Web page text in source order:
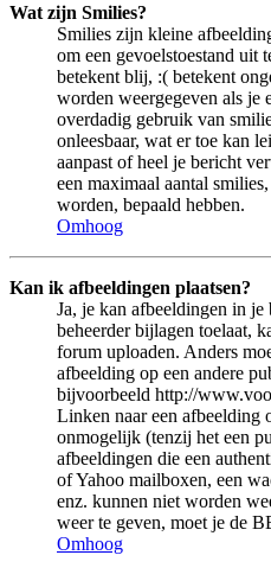
Wat zijn Smilies?
Smilies zijn kleine
om een gevoelstoestand uit
betekent blij, :( betekent
worden weergegeven als je
overdadig gebruik van
onleesbaar, wat er toe kan
aanpast of heel je bericht
een maximaal aantal
worden, bepaald hebben.
Omhoog
Kan ik afbeeldingen plaatsen?
Ja, je kan afbeeldingen in
beheerder bijlagen toelaat,
forum uploaden. Anders
afbeelding op een andere
bijvoorbeeld http://
Linken naar een afbeelding
onmogelijk (tenzij het een
afbeeldingen die een
of Yahoo mailboxen, een
enz. kunnen niet worden
weer te geven, moet je de
Omhoog